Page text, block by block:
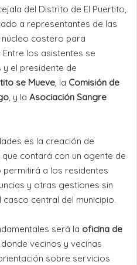
del Distrito de El Puertito,
a representantes de las
costero para
los asistentes se
el presidente de
se Mueve, la Comisión de
, y la Asociación Sangre
es la creación de
que contará con un agente de
permitirá a los residentes
y otras gestiones sin
central del municipio.
será la oficina de
donde vecinos y vecinas
sobre servicios